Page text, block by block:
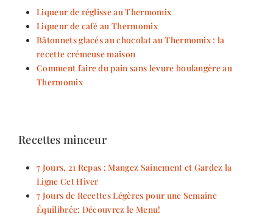
Liqueur de réglisse au Thermomix
Liqueur de café au Thermomix
Bâtonnets glacés au chocolat au Thermomix : la
recette crémeuse maison
Comment faire du pain sans levure boulangère au
Thermomix
Recettes minceur
7 Jours, 21 Repas : Mangez Sainement et Gardez la
Ligne Cet Hiver
7 Jours de Recettes Légères pour une Semaine
Équilibrée: Découvrez le Menu!